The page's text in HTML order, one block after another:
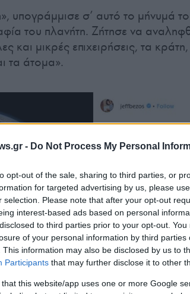
- Do Not Process My Personal
opt-out of the sale, sharing to third parties, or
for targeted advertising by us, please
selection. Please note that after your opt-out
interest-based ads based on personal
to third parties prior to your opt-out.
of your personal information by third parties
This information may also be disclosed by us to
Participants that may further disclose it to other
that this website/app uses one or more Google
υπογράμμισε σ’ αυτό το μήνυμά
του πλανήτη. Ζήτησε να
μικρές επιχειρήσεις, τα
τα άτομα».